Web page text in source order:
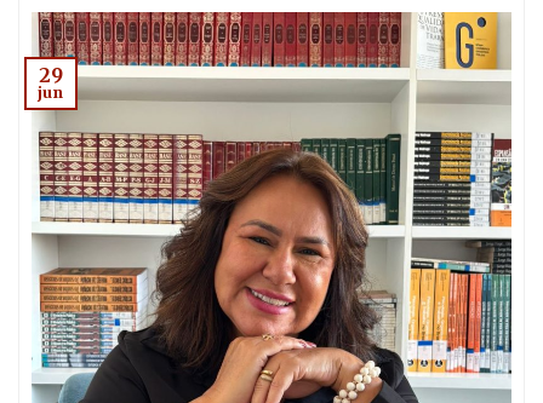
29
jun